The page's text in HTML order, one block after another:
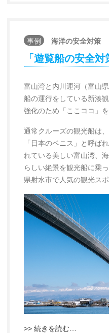
事例 海洋の安全対策
「遊覧船の安全
富山湾と内川運河（富山
船の運行をしている新湊
強化のため「ここココ」
通常クルーズの観光船は
「日本のベニス」と呼ば
れている美しい富山湾、
らしい絶景を観光船に乗
県射水市で人気の観光スポ
>> 続きを読む…